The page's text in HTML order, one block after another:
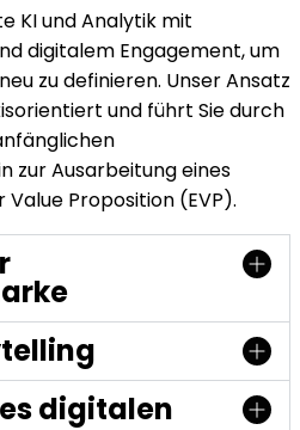
KI und Analytik mit
digitalem Engagement, um
zu definieren. Unser Ansatz
und führt Sie durch
zur Ausarbeitung eines
Proposition (EVP).
digitalen